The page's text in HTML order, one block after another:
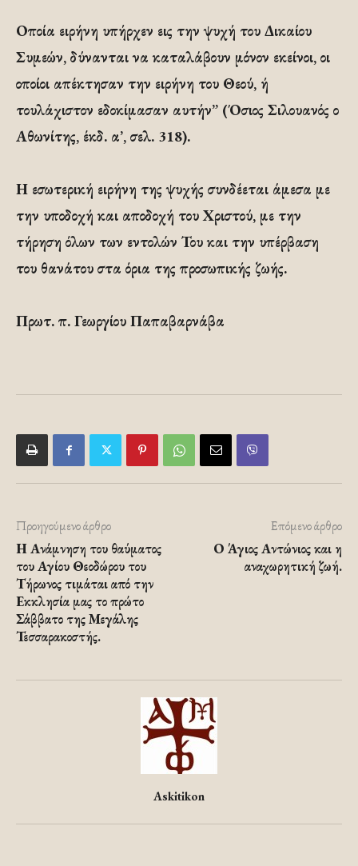
Οποία ειρήνη υπήρχεν εις την ψυχή του Δικαίου
Συμεών, δύνανται να καταλάβουν μόνον εκείνοι, οι
οποίοι απέκτησαν την ειρήνη του Θεού, ή
τουλάχιστον εδοκίμασαν αυτήν” (Όσιος Σιλουανός ο
Αθωνίτης, έκδ. α’, σελ. 318).
Η εσωτερική ειρήνη της ψυχής συνδέεται άμεσα με
την υποδοχή και αποδοχή του Χριστού, με την
τήρηση όλων των εντολών Του και την υπέρβαση
του θανάτου στα όρια της προσωπικής ζωής.
Πρωτ. π. Γεωργίου Παπαβαρνάβα
Προηγούμενο άρθρο
Η Ανάμνηση του θαύματος
του Αγίου Θεοδώρου του
Τήρωνος τιμάται από την
Εκκλησία μας το πρώτο
Σάββατο της Μεγάλης
Τεσσαρακοστής.
Επόμενο άρθρο
Ο Άγιος Αντώνιος και η
αναχωρητική ζωή.
Askitikon